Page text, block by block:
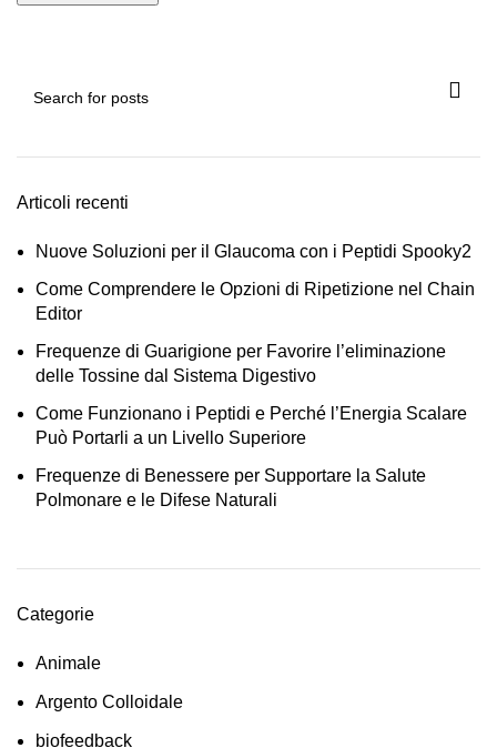
Articoli recenti
Nuove Soluzioni per il Glaucoma con i Peptidi Spooky2
Come Comprendere le Opzioni di Ripetizione nel Chain
Editor
Frequenze di Guarigione per Favorire l’eliminazione
delle Tossine dal Sistema Digestivo
Come Funzionano i Peptidi e Perché l’Energia Scalare
Può Portarli a un Livello Superiore
Frequenze di Benessere per Supportare la Salute
Polmonare e le Difese Naturali
Categorie
Animale
Argento Colloidale
biofeedback